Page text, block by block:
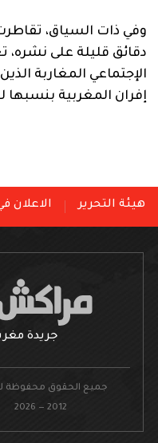
وفي ذات السياق،
دقائق قليلة على نشره،
الإجتماعي المغاربة
إفران المغربية بنسبها
هيئة التحرير الاعلان
جريدة
جميع الحقوق محفوظة
— 2012